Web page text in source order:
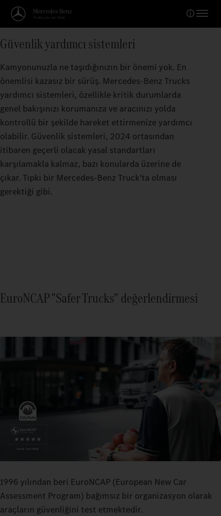
Güvenlik yardımcı sistemleri
Kamyonunuzla ne taşıdığınızın bir önemi yok. En
önemlisi kazasız bir sürüş. Mercedes‑Benz Trucks
yardımcı sistemleri, özellikle kritik durumlarda
genel bakışınızı korumanıza ve aracınızı yolda
kontrollü bir şekilde hareket ettirmenize yardımcı
olabilir. Güvenlik sistemleri, 2024 ortasından
itibaren geçerli olacak yasal standartları
karşılamakla kalmaz, bazı konularda üzerine de
çıkar. Tıpkı bir Mercedes‑Benz Truck’ta olması
gerektiği gibi.
EuroNCAP "Safer Trucks" değerlendirmesi
1996 yılından beri EuroNCAP (European New Car
Assessment Program) bağımsız bir organizasyon olarak
araçların güvenliğini test etmektedir.